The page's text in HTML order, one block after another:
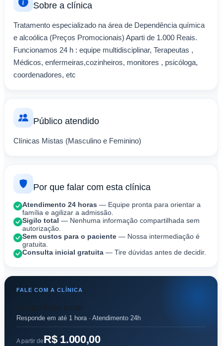
Sobre a clínica
Tratamento especializado na área de Dependência química
e alcoólica (Preços Promocionais) Aparti de 1.000 Reais.
Funcionamos 24 h : equipe multidisciplinar, Terapeutas ,
Médicos, enfermeiras,cozinheiros, monitores , psicóloga,
coordenadores, etc
Público atendido
Clínicas Mistas (Masculino e Feminino)
Por que falar com esta clínica
Atendimento 24 horas — Equipe pronta para orientar a
família e agilizar a admissão.
Sigilo total — Nenhuma informação compartilhada sem
autorização.
Sem custos para o paciente — Nossa intermediação é
gratuita.
Consulta inicial gratuita — Tire dúvidas antes de decidir.
FALE COM A CLÍNICA
Grupo bem estar
Responde em até 1 hora · Atendimento 24h
A partir deR$ 1.000,00